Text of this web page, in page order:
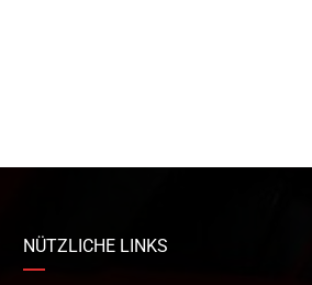
NÜTZLICHE LINKS